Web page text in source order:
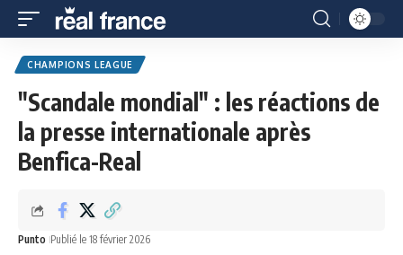
CHAMPIONS LEAGUE
"Scandale mondial" : les réactions de
la presse internationale après
Benfica-Real
Punto Publié le 18 février 2026